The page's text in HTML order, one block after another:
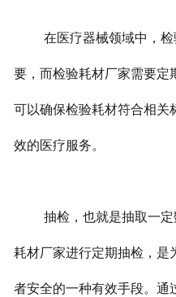
在医疗器械领域中，
要，而检验耗材厂家需要定
可以确保检验耗材符合相关
效的医疗服务。
抽检，也就是抽取一
耗材厂家进行定期抽检，是
者安全的一种有效手段。通